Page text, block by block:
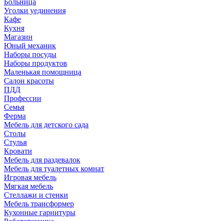
Больница
Уголки уединения
Кафе
Кухня
Магазин
Юный механик
Наборы посуды
Наборы продуктов
Маленькая помощница
Салон красоты
ПДД
Профессии
Семья
Ферма
Мебель для детского сада
Столы
Cтулья
Кровати
Мебель для раздевалок
Мебель для туалетных комнат
Игровая мебель
Мягкая мебель
Стеллажи и стенки
Мебель трансформер
Кухонные гарнитуры